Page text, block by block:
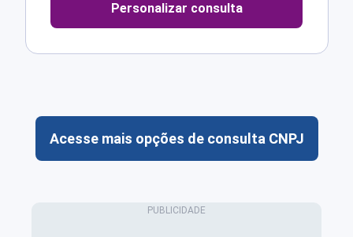
Personalizar consulta
Acesse mais opções de consulta CNPJ